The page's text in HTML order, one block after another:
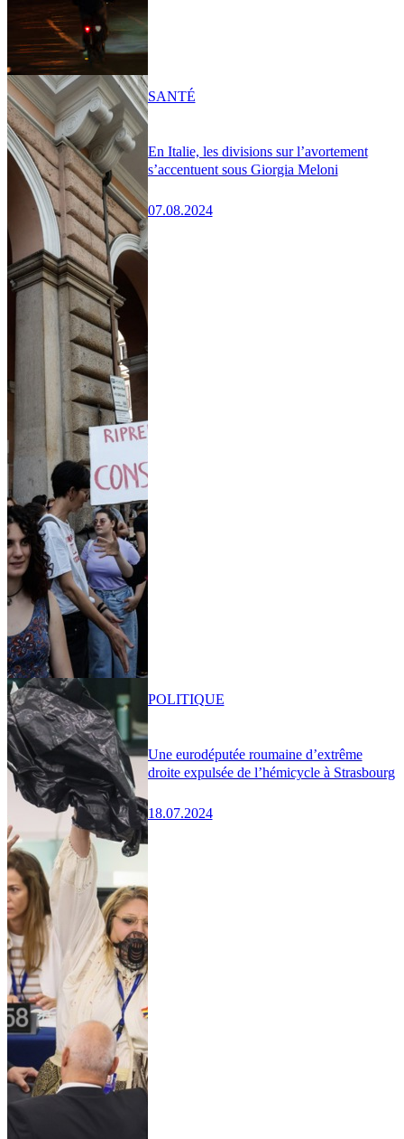
En Italie, les divisions sur l’avortement
s’accentuent sous Giorgia Meloni
07.08.2024
SANTÉ
Une eurodéputée roumaine d’extrême
droite expulsée de l’hémicycle à Strasbourg
18.07.2024
POLITIQUE